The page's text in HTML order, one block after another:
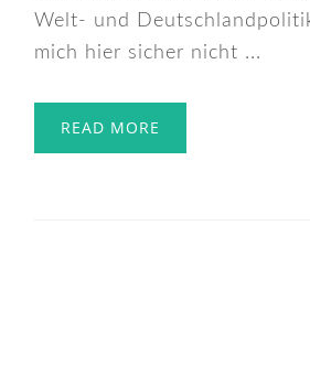
Welt- und
mich hier sicher nicht ...
READ MORE